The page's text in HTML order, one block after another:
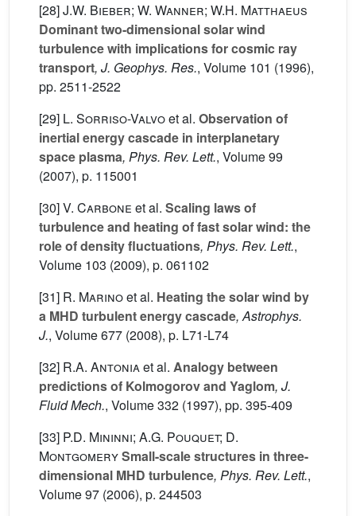
[28]J.W. Bieber; W. Wanner; W.H. Matthaeus
Dominant two-dimensional solar wind
turbulence with implications for cosmic ray
transport, J. Geophys. Res., Volume 101 (1996),
pp. 2511-2522
[29] L. Sorriso-Valvoet al. Observation of
inertial energy cascade in interplanetary
space plasma, Phys. Rev. Lett., Volume 99
(2007), p. 115001
[30]V. Carbone et al. Scaling laws of
turbulence and heating of fast solar wind: the
role of density fluctuations, Phys. Rev. Lett.,
Volume 103 (2009), p. 061102
[31] R. Marinoet al. Heating the solar wind by
a MHD turbulent energy cascade, Astrophys.
J., Volume 677 (2008), p. L71-L74
[32] R.A. Antoniaet al. Analogy between
predictions of Kolmogorov and Yaglom, J.
Fluid Mech., Volume 332 (1997), pp. 395-409
[33] P.D. Mininni; A.G. Pouquet; D.
MontgomerySmall-scale structures in three-
dimensional MHD turbulence, Phys. Rev. Lett.,
Volume 97 (2006), p. 244503